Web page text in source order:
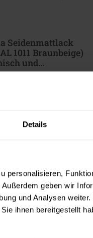
Details
personalisieren,
geben wir
und Analysen
ihnen bereitgestellt
Seidenmattlack
1011 Braunbeige)
und...